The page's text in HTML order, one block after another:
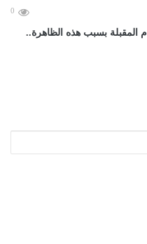
0
المقبلة بسبب هذه الظاهرة..